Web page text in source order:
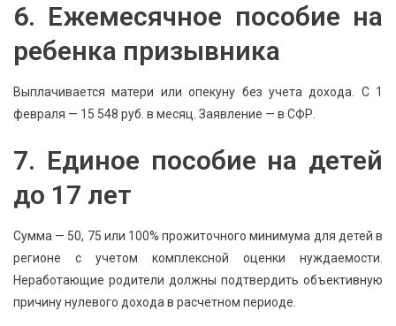
6. Ежемесячное пособие на
ребенка призывника
Выплачивается матери или опекуну без учета дохода. С 1
февраля — 15 548 руб. в месяц. Заявление — в СФР.
7. Единое пособие на детей
до 17 лет
Сумма — 50, 75 или 100% прожиточного минимума для детей в
регионе с учетом комплексной оценки нуждаемости.
Неработающие родители должны подтвердить объективную
причину нулевого дохода в расчетном периоде.